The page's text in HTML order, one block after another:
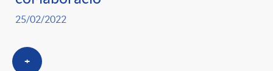
g
o
25/02/2022
+